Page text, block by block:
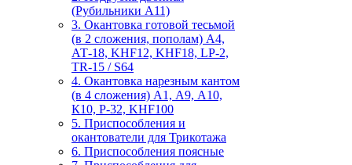
(Рубильники А11)
3. Окантовка готовой тесьмой
(в 2 сложения, пополам) А4,
АТ-18, KHF12, KHF18, LP-2,
TR-15 / S64
4. Окантовка нарезным кантом
(в 4 сложения) А1, А9, А10,
К10, Р-32, KHF100
5. Приспособления и
окантователи для Трикотажа
6. Приспособления поясные